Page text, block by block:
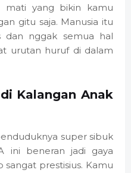
mati yang bikin kamu
gitu saja. Manusia itu
dan nggak semua hal
urutan huruf di dalam
Kalangan Anak
super sibuk
ini beneran jadi gaya
prestisius. Kamu